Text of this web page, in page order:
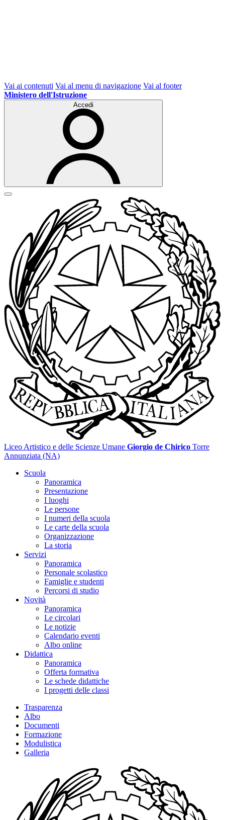
Vai ai contenuti Vai al menu di navigazione Vai al footer
Ministero dell'Istruzione
Accedi
Liceo Artistico e delle Scienze Umane Giorgio de Chirico Torre
Annunziata (NA)
Scuola
Panoramica
Presentazione
I luoghi
Le persone
I numeri della scuola
Le carte della scuola
Organizzazione
La storia
Servizi
Panoramica
Personale scolastico
Famiglie e studenti
Percorsi di studio
Novità
Panoramica
Le circolari
Le notizie
Calendario eventi
Albo online
Didattica
Panoramica
Offerta formativa
Le schede didattiche
I progetti delle classi
Trasparenza
Albo
Documenti
Formazione
Modulistica
Galleria